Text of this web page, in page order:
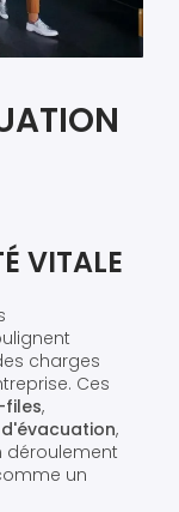
VITALE
charges
Ces
files,
,
déroulement
un